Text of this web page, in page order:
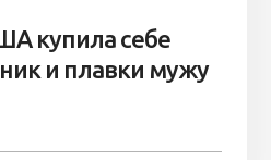
купила себе
и плавки мужу